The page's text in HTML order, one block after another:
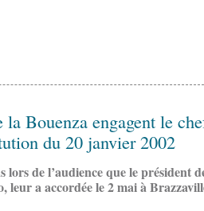
la Bouenza engagent le
du 20 janvier 2002
de l’audience que le président
leur a accordée le 2 mai à